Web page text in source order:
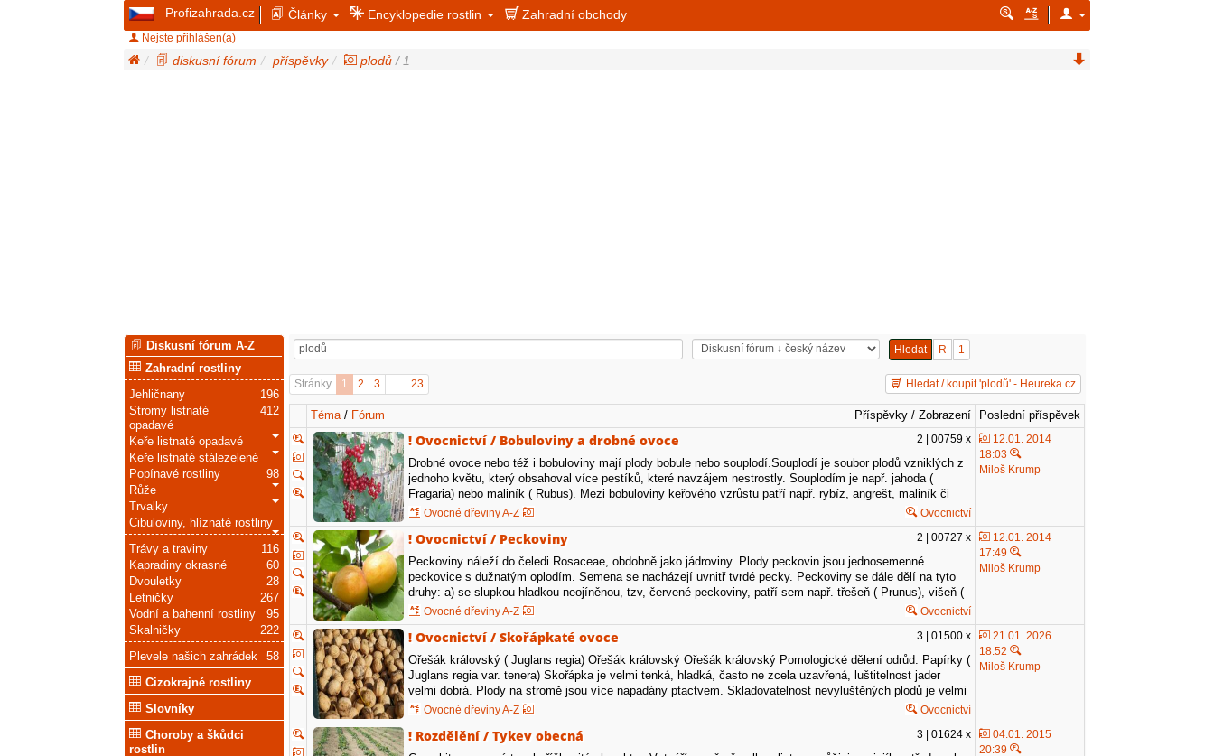
Profizahrada.cz Články Encyklopedie rostlin Zahradní obchody
Nejste přihlášen(a)
diskusní fórum příspěvky plodů / 1
Hledat R 1
Stránky 1 2 3 23 Hledat / koupit 'plodů' - Heureka.cz
Téma / Fórum Příspěvky / Zobrazení
Poslední příspěvek
2 | 00759 x
! Ovocnictví / Bobuloviny a drobné ovoce
Drobné ovoce nebo též i bobuloviny mají plody bobule nebo souplodí.Souplodí je soubor plodů vzniklých z
jednoho květu, který obsahoval více pestíků, které navzájem nestrostly. Souplodím je např. jahoda (
Fragaria) nebo maliník ( Rubus). Mezi bobuloviny keřového vzrůstu patří např. rybíz, angrešt, maliník či
ostružiník.…
Ovocnictví
Ovocné dřeviny A-Z
12.01. 2014
18:03
Miloš Krump
2 | 00727 x
! Ovocnictví / Peckoviny
Peckoviny náleží do čeledi Rosaceae, obdobně jako jádroviny. Plody peckovin jsou jednosemenné
peckovice s dužnatým oplodím. Semena se nacházejí uvnitř tvrdé pecky. Peckoviny se dále dělí na tyto
druhy: a) se slupkou hladkou neojíněnou, tzv, červené peckoviny, patří sem např. třešeň ( Prunus), višeň (
Prunus), mahalebka (…
Ovocnictví
Ovocné dřeviny A-Z
12.01. 2014
17:49
Miloš Krump
3 | 01500 x
! Ovocnictví / Skořápkaté ovoce
Ořešák královský ( Juglans regia) Ořešák královský Ořešák královský Pomologické dělení odrůd: Papírky (
Juglans regia var. tenera) Skořápka je velmi tenká, hladká, často ne zcela uzavřená, luštitelnost jader
velmi dobrá. Plody na stromě jsou více napadány ptactvem. Skladovatelnost nevyluštěných plodů je velmi
krátká…
Ovocnictví
Ovocné dřeviny A-Z
21.01. 2026
18:52
Miloš Krump
3 | 01624 x
! Rozdělění / Tykev obecná
04.01. 2015
20:39
Diskusní fórum A-Z
Zahradní rostliny
196
Jehličnany
412
Stromy listnaté
opadavé
Keře listnaté opadavé
Keře listnaté stálezelené
98
Popínavé rostliny
Růže
Trvalky
Cibuloviny, hlíznaté rostliny
116
Trávy a traviny
60
Kapradiny okrasné
28
Dvouletky
267
Letničky
95
Vodní a bahenní rostliny
222
Skalničky
58
Plevele našich zahrádek
Cizokrajné rostliny
Slovníky
Choroby a škůdci
rostlin